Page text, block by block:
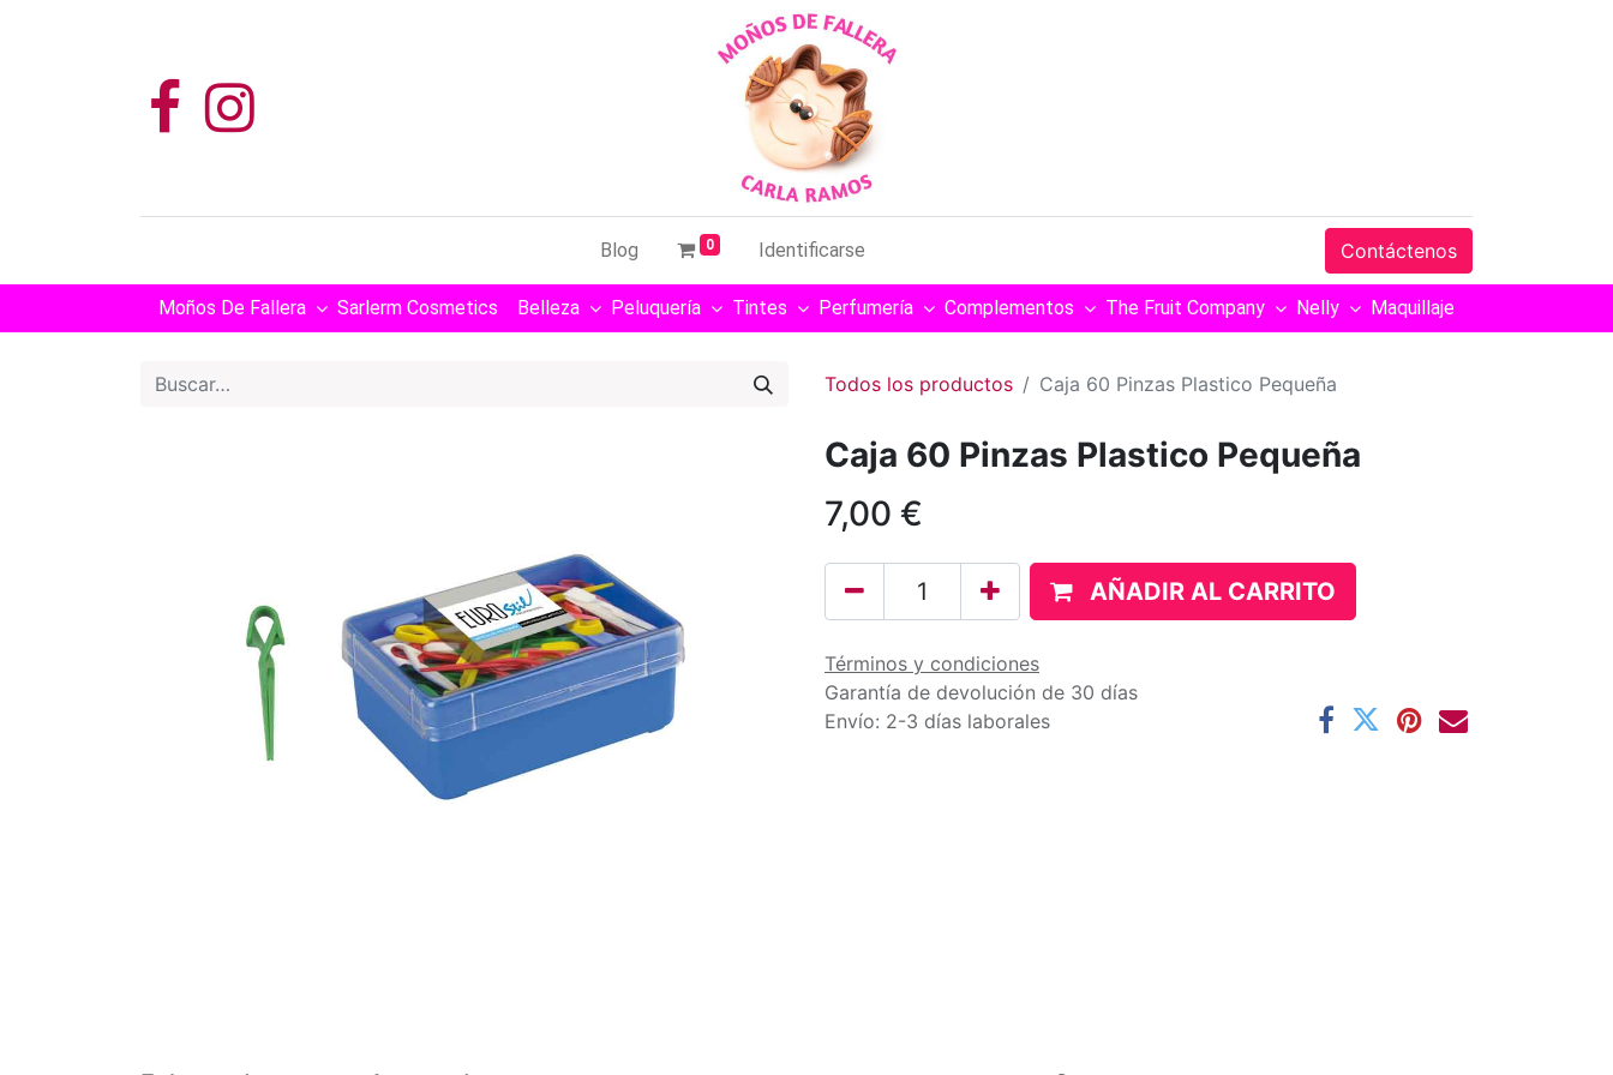
Blog 0 Identificarse Contáctenos
Moños De Fallera Sarlerm Cosmetics Belleza Peluquería Tintes Perfumería Complementos The Fruit Company Nelly Maquillaje
Todos los productos Caja 60 Pinzas Plastico Pequeña
Caja 60 Pinzas Plastico Pequeña
7,00 €
AÑADIR AL CARRITO
Términos y condiciones
Garantía de devolución de 30 días
Envío: 2-3 días laborales